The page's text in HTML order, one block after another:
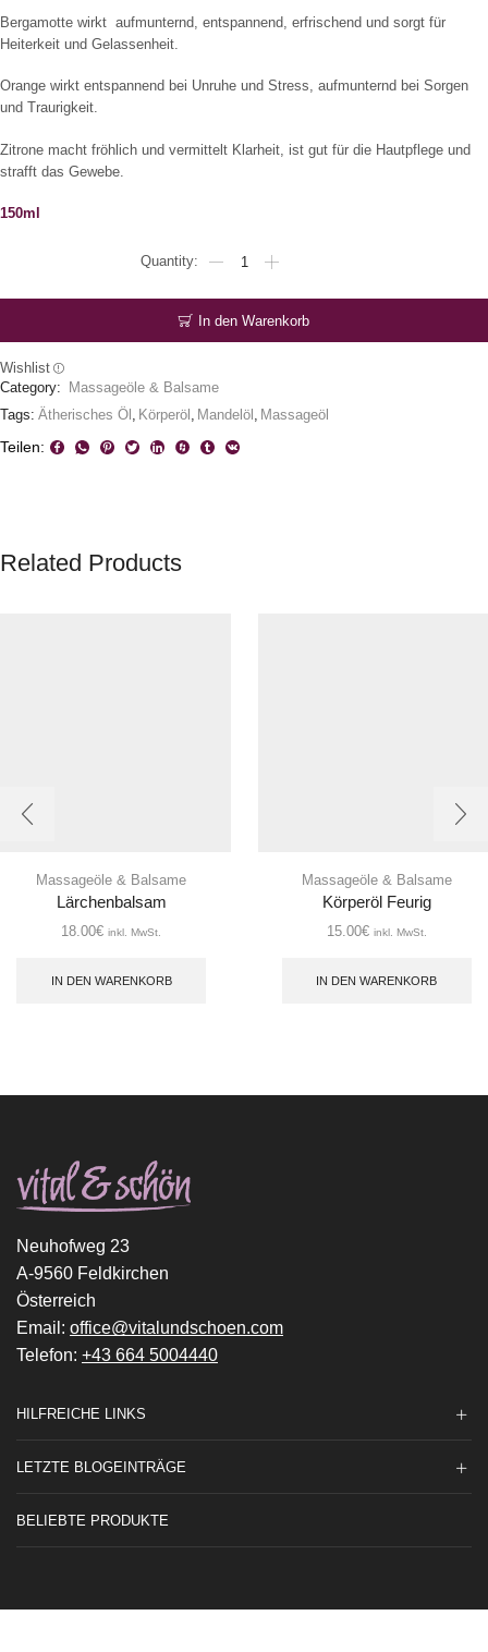
Bergamotte wirkt aufmunternd, entspannend, erfrischend und sorgt für
Heiterkeit und Gelassenheit.
Orange wirkt entspannend bei Unruhe und Stress, aufmunternd bei Sorgen
und Traurigkeit.
Zitrone macht fröhlich und vermittelt Klarheit, ist gut für die Hautpflege und
strafft das Gewebe.
150ml
Citrus
In den Warenkorb
Wishlist
Category:
Massageöle & Balsame
Tags: Ätherisches Öl , Körperöl , Mandelöl , Massageöl
Teilen:
Related Products
Massageöle & Balsame
Lärchenbalsam
18.00€ inkl. MwSt.
IN DEN WARENKORB
Massageöle & Balsame
Körperöl Feurig
15.00€ inkl. MwSt.
IN DEN WARENKORB
Neuhofweg 23
A-9560 Feldkirchen
Österreich
Email: office@vitalundschoen.com
Telefon: +43 664 5004440
HILFREICHE LINKS
LETZTE BLOGEINTRÄGE
BELIEBTE PRODUKTE